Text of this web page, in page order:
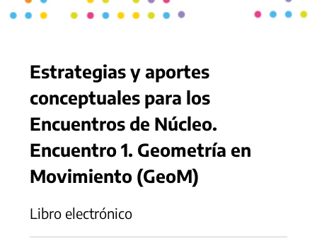
Estrategias y aportes
conceptuales para los
Encuentros de Núcleo.
Encuentro 1. Geometría en
Movimiento (GeoM)
Libro electrónico